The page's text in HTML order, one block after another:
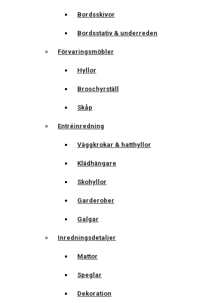
Bordsskivor
Bordsstativ & underreden
Förvaringsmöbler
Hyllor
Broschyrställ
Skåp
Entréinredning
Väggkrokar & hatthyllor
Klädhängare
Skohyllor
Garderober
Galgar
Inredningsdetaljer
Mattor
Speglar
Dekoration